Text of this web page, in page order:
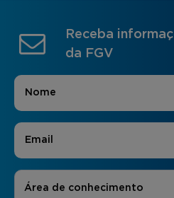
Receba
da FGV
Nome
E-mail
Áreas de Interesse
Área de conhecimento